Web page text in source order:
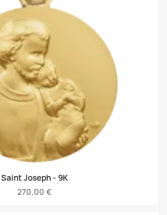
Saint Joseph - 9K
270,00 €